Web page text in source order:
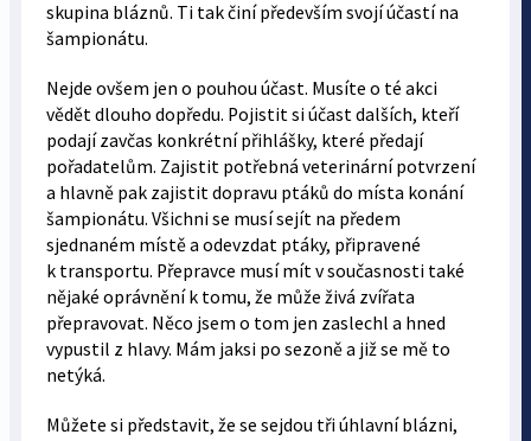
skupina bláznů. Ti tak činí především svojí účastí na
šampionátu.
Nejde ovšem jen o pouhou účast. Musíte o té akci
vědět dlouho dopředu. Pojistit si účast dalších, kteří
podají zavčas konkrétní přihlášky, které předají
pořadatelům. Zajistit potřebná veterinární potvrzení
a hlavně pak zajistit dopravu ptáků do místa konání
šampionátu. Všichni se musí sejít na předem
sjednaném místě a odevzdat ptáky, připravené
k transportu. Přepravce musí mít v současnosti také
nějaké oprávnění k tomu, že může živá zvířata
přepravovat. Něco jsem o tom jen zaslechl a hned
vypustil z hlavy. Mám jaksi po sezoně a již se mě to
netýká.
Můžete si představit, že se sejdou tři úhlavní blázni,